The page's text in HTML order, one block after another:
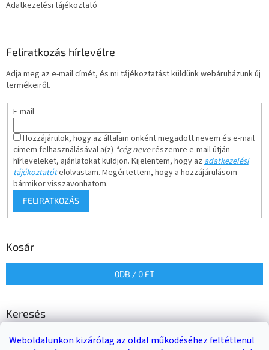
Weboldalunkon kizárólag az oldal működéséhez feltétlenül
Adatkezelési tájékoztató
Feliratkozás hírlevélre
Adja meg az e-mail címét, és mi tájékoztatást küldünk webáruházunk új
termékeiről.
E-mail
Hozzájárulok, hogy az általam önként megadott nevem és e-mail
címem felhasználásával a(z) *cég neverészemre e-mail útján
hírleveleket, ajánlatokat küldjön. Kijelentem, hogy az adatkezelési
tájékoztatótelolvastam. Megértettem, hogy a hozzájárulásom
bármikor visszavonhatom.
FELIRATKOZÁS
Kosár
0DB / 0 FT
Keresés
KERESÉS